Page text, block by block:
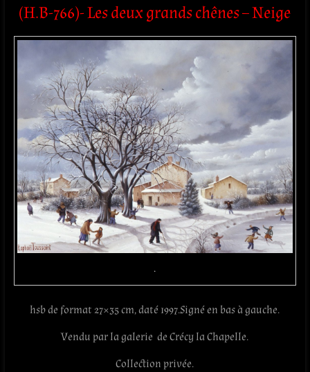
(H.B-766)- Les deux grands chênes – Neige
.
hsb de format 27×35 cm, daté 1997.Signé en bas à gauche.
Vendu par la galerie de Crécy la Chapelle.
Collection privée.